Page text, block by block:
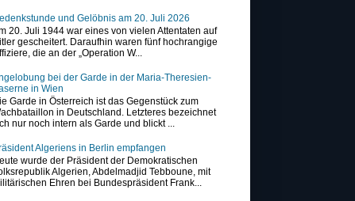
und Gelöbnis am 20. Juli 2026
20. Juli 1944 war eines von vielen Attentaten auf
gescheitert. Daraufhin waren fünf hochrangige
die an der „Operation W...
bei der Garde in der Maria-Theresien-
in Wien
Garde in Österreich ist das Gegenstück zum
in Deutschland. Letzteres bezeichnet
nur noch intern als Garde und blickt ...
Algeriens in Berlin empfangen
wurde der Präsident der Demokratischen
Algerien, Abdelmadjid Tebboune, mit
Ehren bei Bundespräsident Frank...